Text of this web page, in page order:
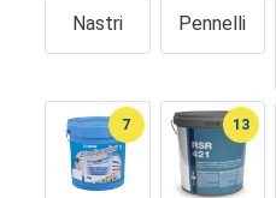
Nastri Pennelli
7 13